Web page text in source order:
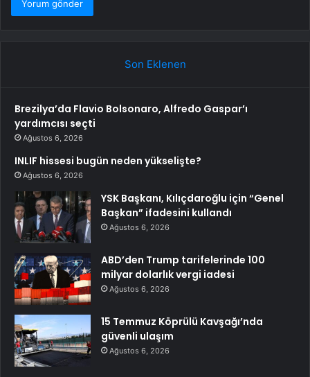
Son Eklenen
Brezilya’da Flavio Bolsonaro, Alfredo Gaspar’ı
yardımcısı seçti
Ağustos 6, 2026
INLIF hissesi bugün neden yükselişte?
Ağustos 6, 2026
YSK Başkanı, Kılıçdaroğlu için “Genel
Başkan” ifadesini kullandı
Ağustos 6, 2026
ABD’den Trump tarifelerinde 100
milyar dolarlık vergi iadesi
Ağustos 6, 2026
15 Temmuz Köprülü Kavşağı’nda
güvenli ulaşım
Ağustos 6, 2026